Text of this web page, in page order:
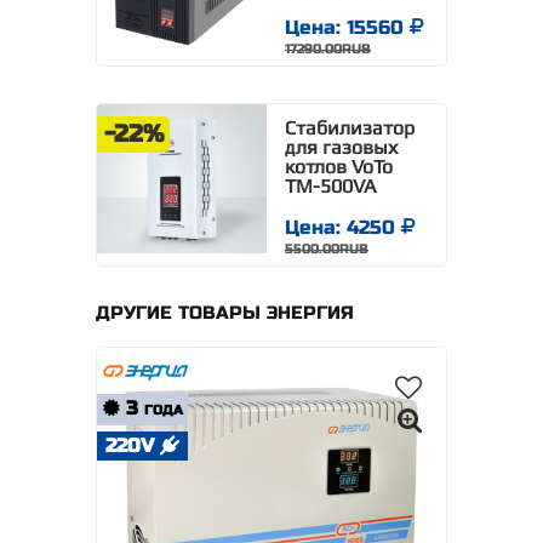
Цена: 15560
17290.00RUB
-22%
Стабилизатор
для газовых
котлов VoTo
TM-500VA
Цена: 4250
5500.00RUB
ДРУГИЕ ТОВАРЫ ЭНЕРГИЯ
3 ГОДА
220V